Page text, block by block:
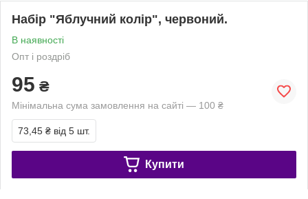
Набір "Яблучний колір", червоний.
В наявності
Опт і роздріб
95 ₴
Мінімальна сума замовлення на сайті — 100 ₴
73,45 ₴ від 5 шт.
Купити